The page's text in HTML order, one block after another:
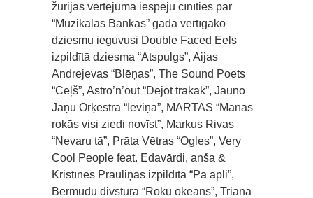
žūrijas vērtējumā iespēju cīnīties par
“Muzikālās Bankas” gada vērtīgāko
dziesmu ieguvusi Double Faced Eels
izpildītā dziesma “Atspulgs”, Aijas
Andrejevas “Blēņas”, The Sound Poets
“Ceļš”, Astro’n’out “Dejot trakāk”, Jauno
Jāņu Orķestra “Ieviņa”, MARTAS “Manās
rokās visi ziedi novīst”, Markus Rivas
“Nevaru tā”, Prāta Vētras “Ogles”, Very
Cool People feat. Edavārdi, anša &
Kristīnes Prauliņas izpildītā “Pa apli”,
Bermudu divstūra “Roku okeāns”, Triana